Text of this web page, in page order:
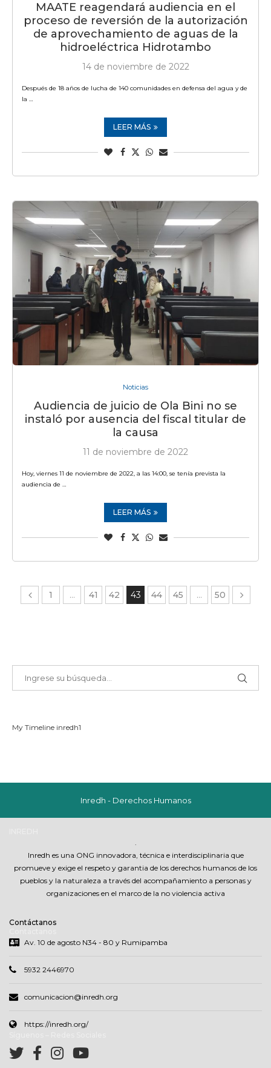
MAATE reagendará audiencia en el
proceso de reversión de la autorización
de aprovechamiento de aguas de la
hidroeléctrica Hidrotambo
14 de noviembre de 2022
Después de 18 años de lucha de 140 comunidades en defensa del agua y de
la …
LEER MÁS
Noticias
Audiencia de juicio de Ola Bini no se
instaló por ausencia del fiscal titular de
la causa
11 de noviembre de 2022
Hoy, viernes 11 de noviembre de 2022, a las 14:00, se tenía prevista la
audiencia de …
LEER MÁS
1 … 41 42 43 44 45 … 50
My Timeline inredh1
Inredh - Derechos Humanos
Inredh es una ONG innovadora, técnica e interdisciplinaria que
promueve y exige el respeto y garantia de los derechos humanos de los
pueblos y la naturaleza a través del acompañamiento a personas y
organizaciones en el marco de la no violencia activa
Contáctanos
Av. 10 de agosto N34 - 80 y Rumipamba
5932 2446970
comunicacion@inredh.org
https://inredh.org/